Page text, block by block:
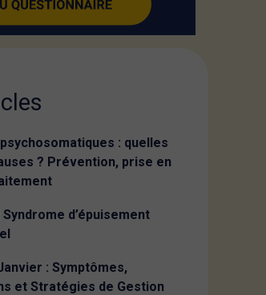
: quelles
? Prévention, prise en
d’épuisement
: Symptômes,
et Stratégies de Gestion